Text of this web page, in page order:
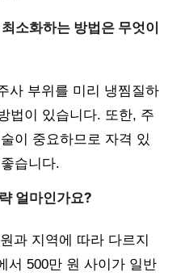
소화하는 방법은 무엇이
사 부위를 미리 냉찜질하
법이 있습니다. 또한, 주
이 중요하므로 자격 있
습니다.
얼마인가요?
과 지역에 따라 다르지
서 500만 원 사이가 일반